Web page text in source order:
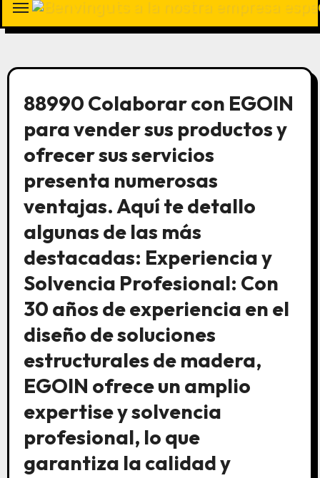
88990 Colaborar con EGOIN
para vender sus productos y
ofrecer sus servicios
presenta numerosas
ventajas. Aquí te detallo
algunas de las más
destacadas: Experiencia y
Solvencia Profesional: Con
30 años de experiencia en el
diseño de soluciones
estructurales de madera,
EGOIN ofrece un amplio
expertise y solvencia
profesional, lo que
garantiza la calidad y